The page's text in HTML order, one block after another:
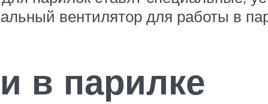
вентилятор для работы в
в парилке